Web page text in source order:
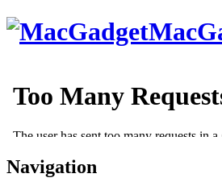
Direkt
zum
Navigation